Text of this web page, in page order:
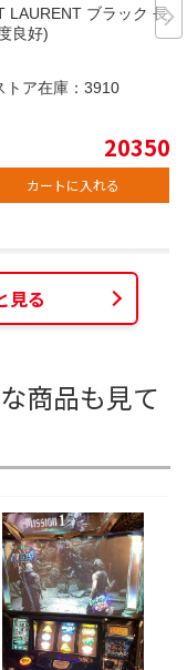
LAURENT ブラック 長財
良好)
トア在庫： 3910
20350
カートに入れる
見る
商品も見て